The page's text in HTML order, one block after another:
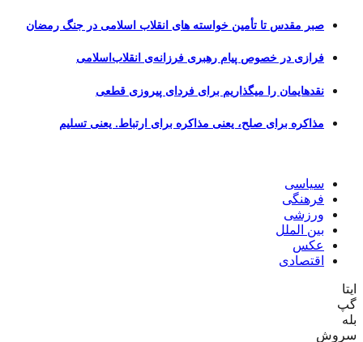
صبر مقدس تا تأمین خواسته های انقلاب اسلامی در جنگ رمضان
فرازی در خصوص پیام رهبری فرزانه‌ی انقلاب‌اسلامی
نقدهایمان را میگذاریم برای فردای پیروزی قطعی
مذاکره برای صلح، یعنی مذاکره برای ارتباط. یعنی تسلیم
سیاسی
فرهنگی
ورزشی
بین الملل
عکس
اقتصادی
ایتا
گپ
بله
سروش